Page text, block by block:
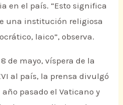
en el país. “Esto significa
una institución religiosa
laico”, observa.
de mayo, víspera de la
al país, la prensa divulgó
pasado el Vaticano y